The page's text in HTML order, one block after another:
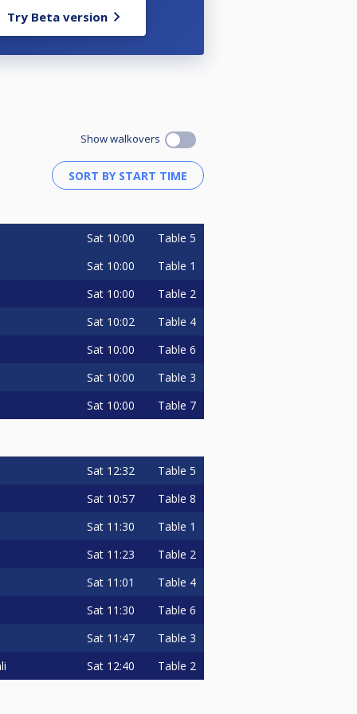
Try Beta version
Show walkovers
Sat 10:00 Table 5
Sat 10:00 Table 1
Sat 10:00 Table 2
Sat 10:02 Table 4
Sat 10:00 Table 6
Sat 10:00 Table 3
Sat 10:00 Table 7
Sat 12:32 Table 5
Sat 10:57 Table 8
Sat 11:30 Table 1
Sat 11:23 Table 2
Sat 11:01 Table 4
Sat 11:30 Table 6
Sat 11:47 Table 3
Sat 12:40 Table 2